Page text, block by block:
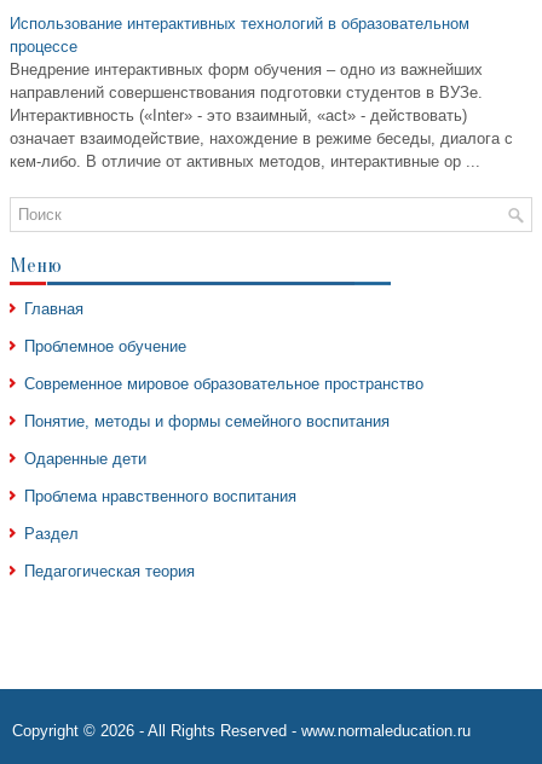
Использование интерактивных технологий в образовательном
процессе
Внедрение интерактивных форм обучения – одно из важнейших
направлений совершенствования подготовки студентов в ВУЗе.
Интерактивность («Inter» - это взаимный, «act» - действовать)
означает взаимодействие, нахождение в режиме беседы, диалога с
кем-либо. В отличие от активных методов, интерактивные ор ...
Меню
Главная
Проблемное обучение
Современное мировое образовательное пространство
Понятие, методы и формы семейного воспитания
Одаренные дети
Проблема нравственного воспитания
Раздел
Педагогическая теория
Copyright © 2026 - All Rights Reserved - www.normaleducation.ru